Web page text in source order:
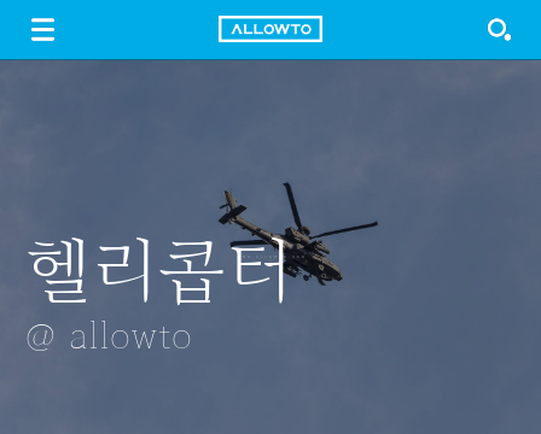
헬리콥터
@ allowto
매화
@ allowto
롯데타워불꽃축
@ allowto
고추밭
@ allowto
철길
@ allowto